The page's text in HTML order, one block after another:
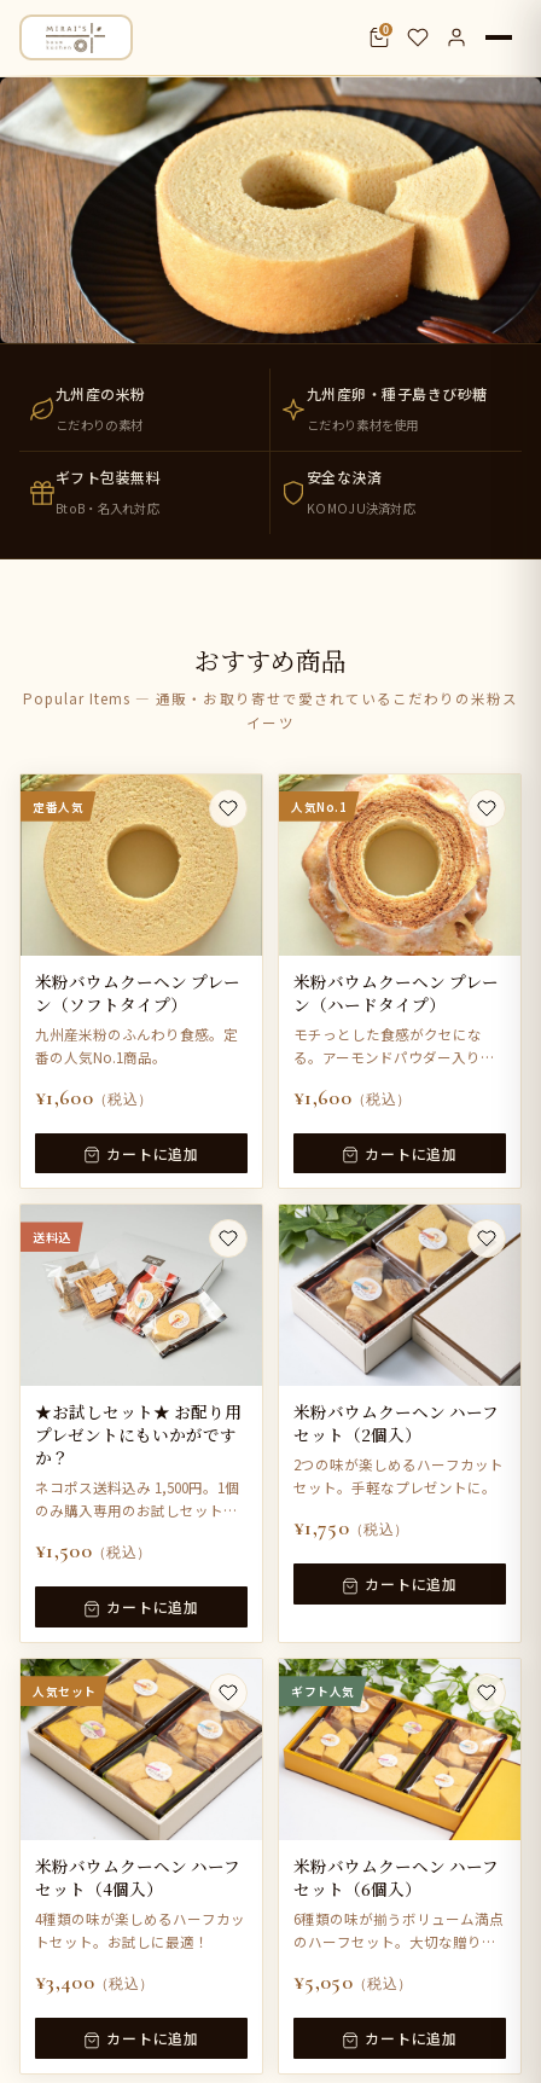
0
米粉バウムクーヘン通販・お取り寄せ｜
九州産の米粉
こだわりの素材
九州産卵・種子島きび砂糖
こだわり素材を使用
ギフト包装無料
BtoB・名入れ対応
安全な決済
KOMOJU決済対応
おすすめ商品
Popular Items — 通販・お取り寄せで愛されているこだわりの米粉ス
イーツ
定番人気
米粉バウムクーヘン プレー
ン（ソフトタイプ）
九州産米粉のふんわり食感。定
番の人気No.1商品。
¥1,600 （税込）
カートに追加
人気No.1
米粉バウムクーヘン プレー
ン（ハードタイプ）
モチっとした食感がクセにな
る。アーモンドパウダー入りで
¥1,600 （税込）
カートに追加
送料込
★お試しセット★ お配り用
プレゼントにもいかがです
か？
ネコポス送料込み 1,500円。1個
のみ購入専用のお試しセットで
¥1,500 （税込）
カートに追加
米粉バウムクーヘン ハーフ
セット（2個入）
2つの味が楽しめるハーフカット
セット。手軽なプレゼントに。
¥1,750 （税込）
カートに追加
人気セット
米粉バウムクーヘン ハーフ
セット（4個入）
4種類の味が楽しめるハーフカッ
トセット。お試しに最適！
¥3,400 （税込）
カートに追加
ギフト人気
米粉バウムクーヘン ハーフ
セット（6個入）
6種類の味が揃うボリューム満点
のハーフセット。大切な贈り物
¥5,050 （税込）
カートに追加